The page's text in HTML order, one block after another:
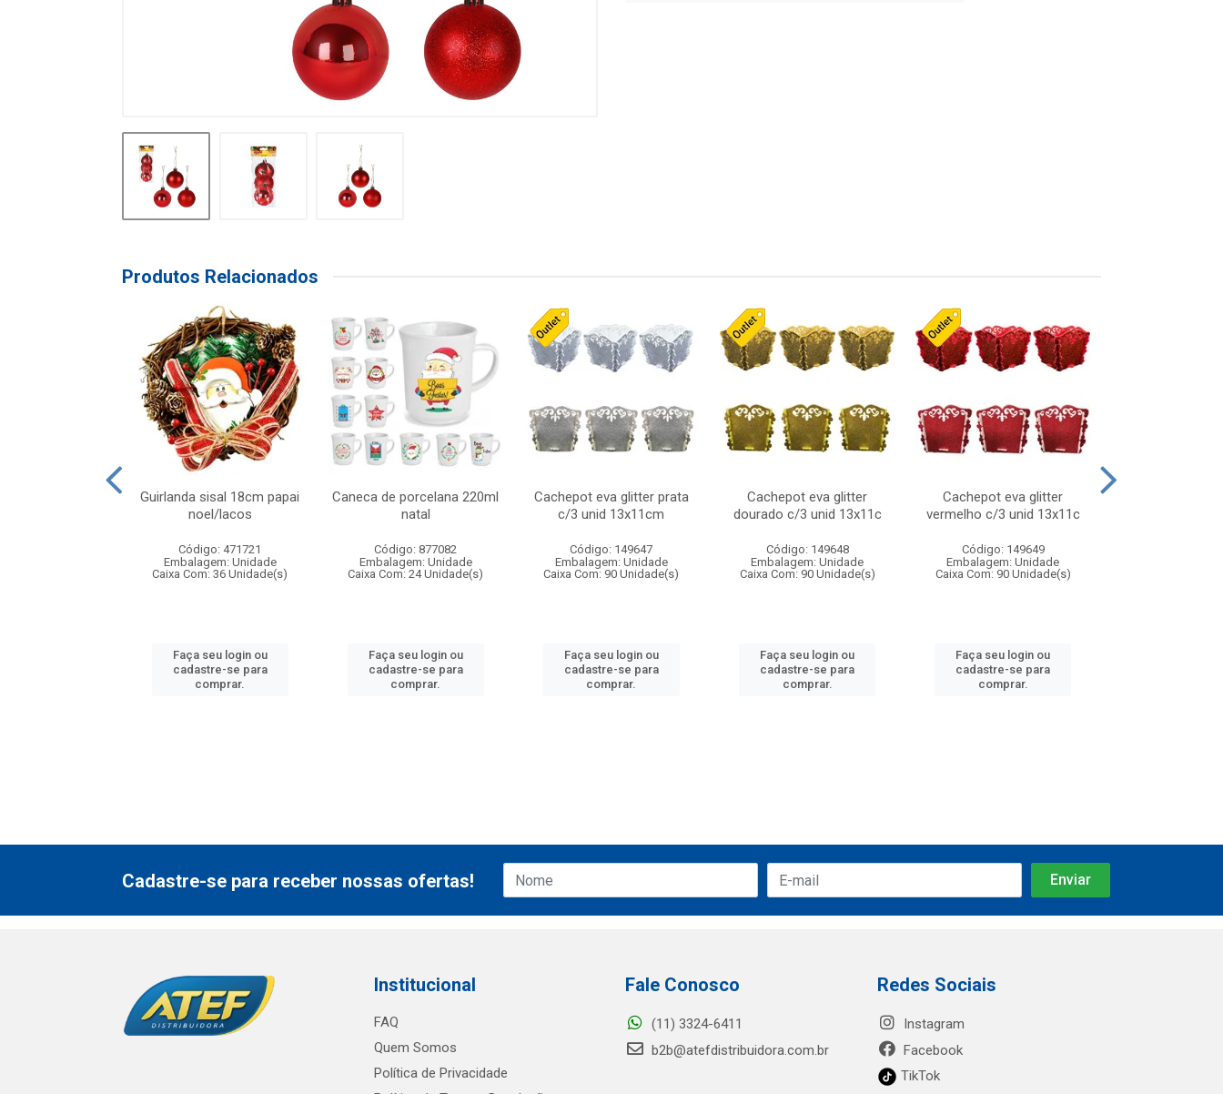
Produtos Relacionados
Guirlanda sisal 18cm papai
noel/lacos
Código: 471721
Embalagem: Unidade
Caixa Com: 36 Unidade(s)
Faça seu login ou
cadastre-se para
comprar.
Caneca de porcelana 220ml
natal
Código: 877082
Embalagem: Unidade
Caixa Com: 24 Unidade(s)
Faça seu login ou
cadastre-se para
comprar.
Cachepot eva glitter prata
c/3 unid 13x11cm
Código: 149647
Embalagem: Unidade
Caixa Com: 90 Unidade(s)
Faça seu login ou
cadastre-se para
comprar.
Cachepot eva glitter
dourado c/3 unid 13x11c
Código: 149648
Embalagem: Unidade
Caixa Com: 90 Unidade(s)
Faça seu login ou
cadastre-se para
comprar.
Cachepot eva glitter
vermelho c/3 unid 13x11c
Código: 149649
Embalagem: Unidade
Caixa Com: 90 Unidade(s)
Faça seu login ou
cadastre-se para
comprar.
Cadastre-se para receber nossas ofertas!
Institucional
FAQ
Quem Somos
Política de Privacidade
Fale Conosco
(11) 3324-6411
b2b@atefdistribuidora.com.br
Redes Sociais
Instagram
Facebook
TikTok